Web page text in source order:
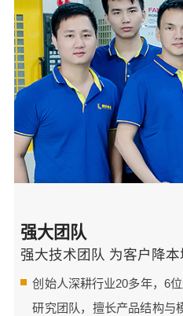
强大团队
强大技术团队 为客户降本
创始人深耕行业20多年，6
研究团队，擅长产品结构与